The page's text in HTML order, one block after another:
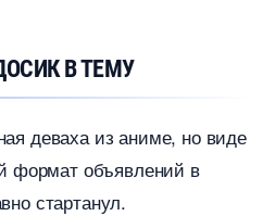
В ТЕМУ
деваха из аниме, но виде
формат объявлений
стартанул.